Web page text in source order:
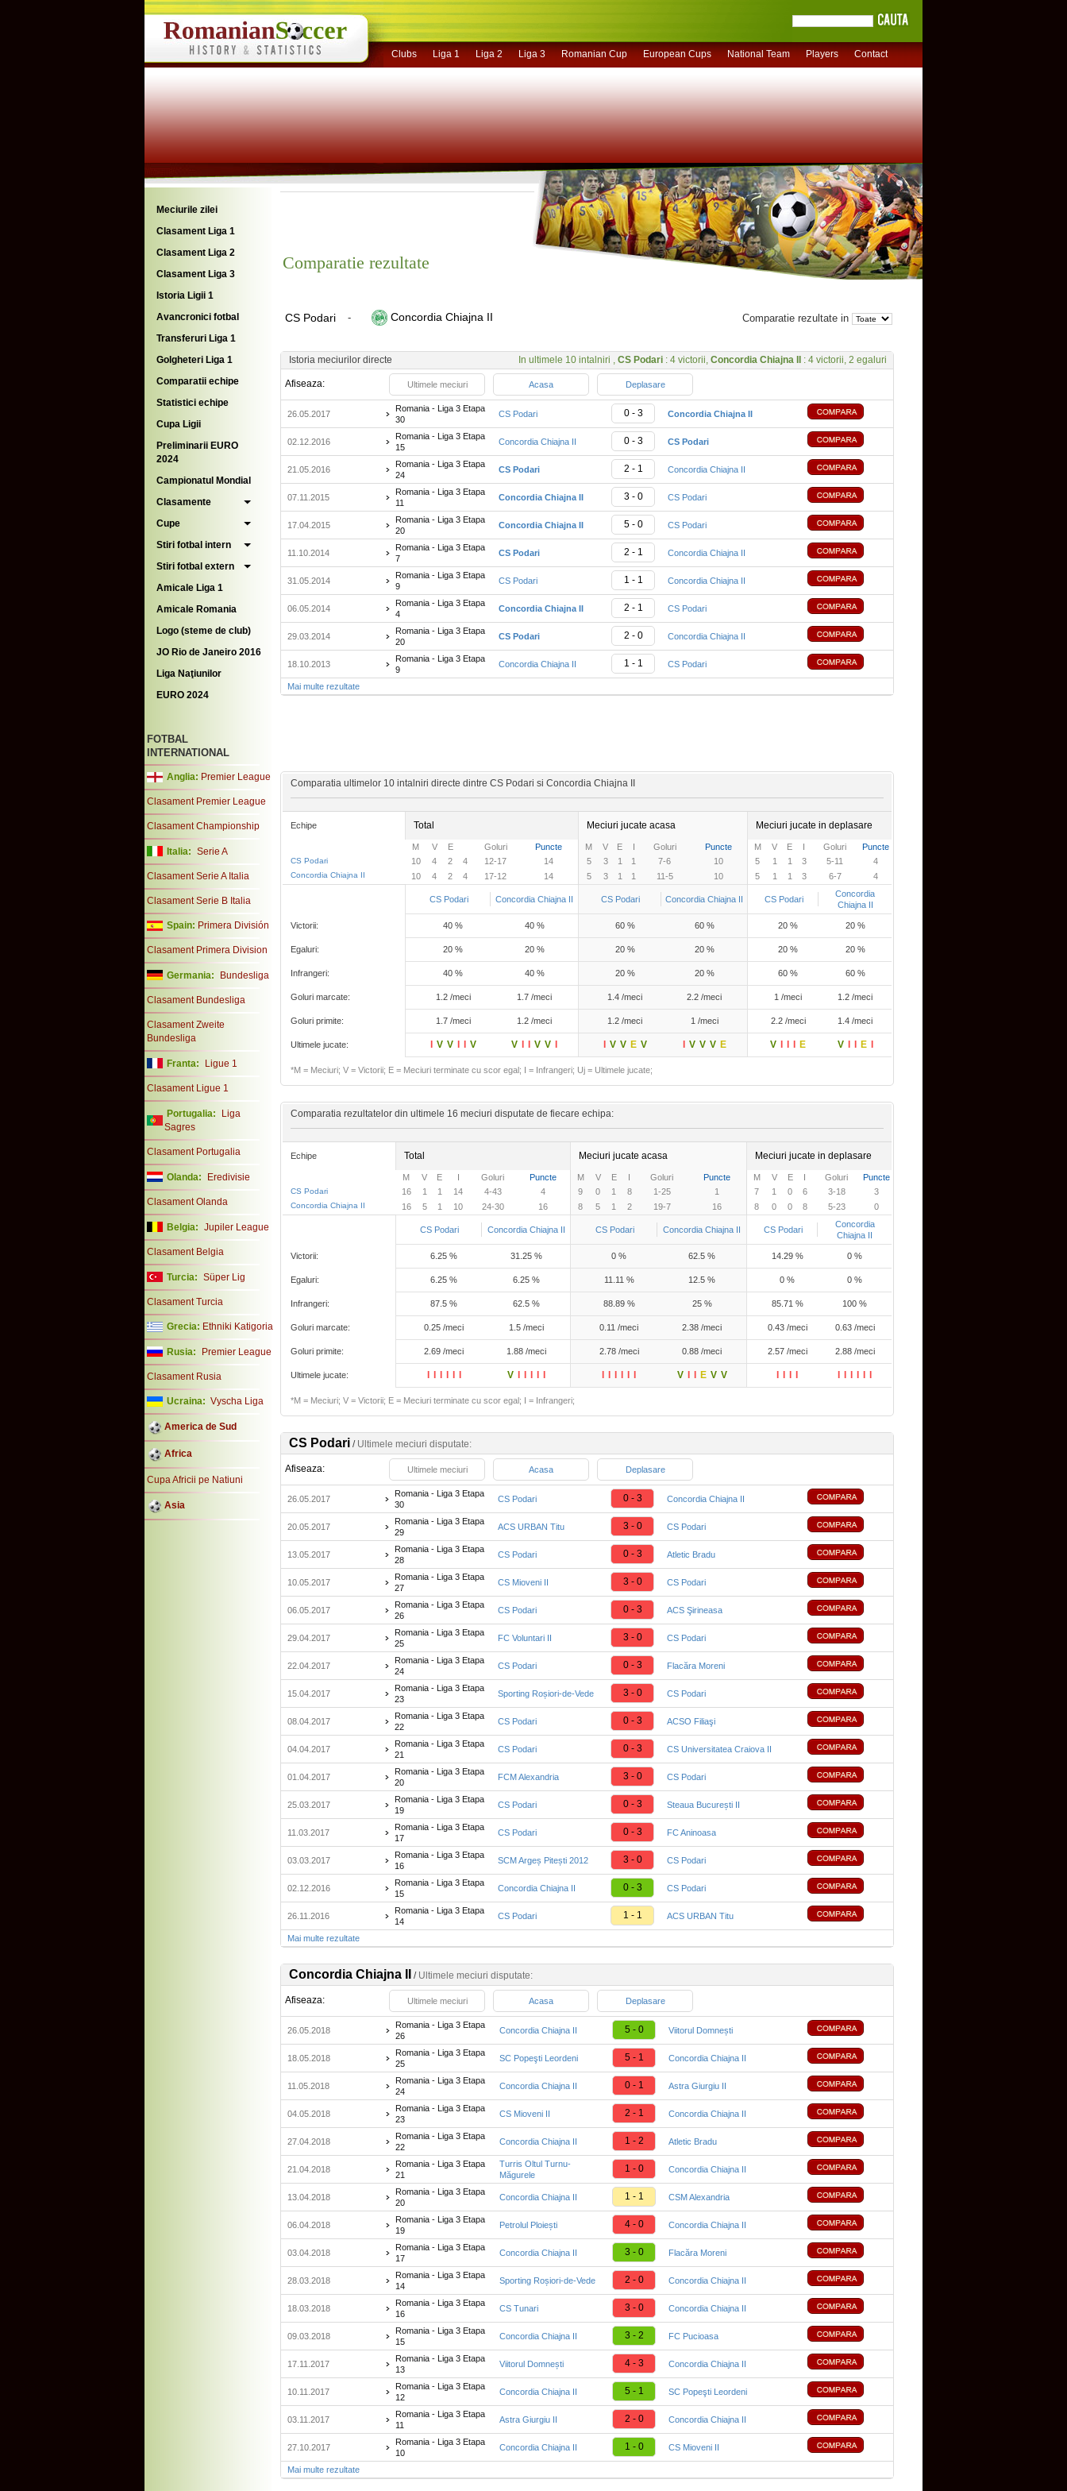
Clubs Liga 1 Liga 2 Liga 3 Romanian Cup European Cups National Team Players Contact
Meciurile zilei
Clasament Liga 1
Clasament Liga 2
Clasament Liga 3
Istoria Ligii 1
Avancronici fotbal
Transferuri Liga 1
Golgheteri Liga 1
Comparatii echipe
Statistici echipe
Cupa Ligii
Preliminarii EURO
2024
Campionatul Mondial
Clasamente
Cupe
Stiri fotbal intern
Stiri fotbal extern
Amicale Liga 1
Amicale Romania
Logo (steme de club)
JO Rio de Janeiro 2016
Liga Naţiunilor
EURO 2024
FOTBAL
INTERNATIONAL
Anglia: Premier League
Clasament Premier League
Clasament Championship
Italia: Serie A
Clasament Serie A Italia
Clasament Serie B Italia
Spain: Primera División
Clasament Primera Division
Germania: Bundesliga
Clasament Bundesliga
Clasament Zweite
Bundesliga
Franta: Ligue 1
Clasament Ligue 1
Portugalia:
Liga
Sagres
Clasament Portugalia
Olanda: Eredivisie
Clasament Olanda
Belgia: Jupiler League
Clasament Belgia
Turcia: Süper Lig
Clasament Turcia
Grecia: Ethniki Katigoria
Rusia: Premier League
Clasament Rusia
Ucraina: Vyscha Liga
America de Sud
Africa
Cupa Africii pe Natiuni
Asia
Comparatie rezultate
CS Podari - Concordia Chiajna II Comparatie rezultate in
Istoria meciurilor directe In ultimele 10 intalniri , CS Podari : 4 victorii, Concordia Chiajna II : 4 victorii, 2 egaluri
Afiseaza: Ultimele meciuri Acasa Deplasare
26.05.2017
Romania - Liga 3 Etapa
30
CS Podari 0 - 3 Concordia Chiajna II
02.12.2016
Romania - Liga 3 Etapa
15
Concordia Chiajna II 0 - 3 CS Podari
21.05.2016
Romania - Liga 3 Etapa
24
CS Podari 2 - 1 Concordia Chiajna II
07.11.2015
Romania - Liga 3 Etapa
11
Concordia Chiajna II 3 - 0 CS Podari
17.04.2015
Romania - Liga 3 Etapa
20
Concordia Chiajna II 5 - 0 CS Podari
11.10.2014
Romania - Liga 3 Etapa
7
CS Podari 2 - 1 Concordia Chiajna II
31.05.2014
Romania - Liga 3 Etapa
9
CS Podari 1 - 1 Concordia Chiajna II
06.05.2014
Romania - Liga 3 Etapa
4
Concordia Chiajna II 2 - 1 CS Podari
29.03.2014
Romania - Liga 3 Etapa
20
CS Podari 2 - 0 Concordia Chiajna II
18.10.2013
Romania - Liga 3 Etapa
9
Concordia Chiajna II 1 - 1 CS Podari
Mai multe rezultate
Comparatia ultimelor 10 intalniri directe dintre CS Podari si Concordia Chiajna II
Echipe Total Meciuri jucate acasa Meciuri jucate in deplasare
M V E Goluri Puncte M V E I Goluri Puncte M V E I Goluri Puncte
CS Podari 10 4 2 4 12-17 14 5 3 1 1 7-6 10 5 1 1 3 5-11 4
Concordia Chiajna II 10 4 2 4 17-12 14 5 3 1 1 11-5 10 5 1 1 3 6-7 4
CS Podari Concordia Chiajna II CS Podari Concordia Chiajna II CS Podari
Concordia
Chiajna II
Victorii: 40 % 40 % 60 % 60 % 20 % 20 %
Egaluri: 20 % 20 % 20 % 20 % 20 % 20 %
Infrangeri: 40 % 40 % 20 % 20 % 60 % 60 %
Goluri marcate: 1.2 /meci 1.7 /meci 1.4 /meci 2.2 /meci 1 /meci 1.2 /meci
Goluri primite: 1.7 /meci 1.2 /meci 1.2 /meci 1 /meci 2.2 /meci 1.4 /meci
Ultimele jucate: V V V V V V V V E V V V V E V E V E
*M = Meciuri; V = Victorii; E = Meciuri terminate cu scor egal; I = Infrangeri; Uj = Ultimele jucate;
Comparatia rezultatelor din ultimele 16 meciuri disputate de fiecare echipa:
Echipe Total Meciuri jucate acasa Meciuri jucate in deplasare
M V E I Goluri Puncte M V E I Goluri Puncte M V E I Goluri Puncte
CS Podari 16 1 1 14 4-43 4 9 0 1 8 1-25 1 7 1 0 6 3-18 3
Concordia Chiajna II 16 5 1 10 24-30 16 8 5 1 2 19-7 16 8 0 0 8 5-23 0
CS Podari Concordia Chiajna II CS Podari Concordia Chiajna II CS Podari
Concordia
Chiajna II
Victorii: 6.25 % 31.25 % 0 % 62.5 % 14.29 % 0 %
Egaluri: 6.25 % 6.25 % 11.11 % 12.5 % 0 % 0 %
Infrangeri: 87.5 % 62.5 % 88.89 % 25 % 85.71 % 100 %
Goluri marcate: 0.25 /meci 1.5 /meci 0.11 /meci 2.38 /meci 0.43 /meci 0.63 /meci
Goluri primite: 2.69 /meci 1.88 /meci 2.78 /meci 0.88 /meci 2.57 /meci 2.88 /meci
Ultimele jucate: V V E V V
*M = Meciuri; V = Victorii; E = Meciuri terminate cu scor egal; I = Infrangeri;
CS Podari / Ultimele meciuri disputate:
Afiseaza: Ultimele meciuri Acasa Deplasare
26.05.2017
Romania - Liga 3 Etapa
30
CS Podari 0 - 3 Concordia Chiajna II
20.05.2017
Romania - Liga 3 Etapa
29
ACS URBAN Titu 3 - 0 CS Podari
13.05.2017
Romania - Liga 3 Etapa
28
CS Podari 0 - 3 Atletic Bradu
10.05.2017
Romania - Liga 3 Etapa
27
CS Mioveni II 3 - 0 CS Podari
06.05.2017
Romania - Liga 3 Etapa
26
CS Podari 0 - 3 ACS Şirineasa
29.04.2017
Romania - Liga 3 Etapa
25
FC Voluntari II 3 - 0 CS Podari
22.04.2017
Romania - Liga 3 Etapa
24
CS Podari 0 - 3 Flacăra Moreni
15.04.2017
Romania - Liga 3 Etapa
23
Sporting Roșiori-de-Vede 3 - 0 CS Podari
08.04.2017
Romania - Liga 3 Etapa
22
CS Podari 0 - 3 ACSO Filiaşi
04.04.2017
Romania - Liga 3 Etapa
21
CS Podari 0 - 3 CS Universitatea Craiova II
01.04.2017
Romania - Liga 3 Etapa
20
FCM Alexandria 3 - 0 CS Podari
25.03.2017
Romania - Liga 3 Etapa
19
CS Podari 0 - 3 Steaua București II
11.03.2017
Romania - Liga 3 Etapa
17
CS Podari 0 - 3 FC Aninoasa
03.03.2017
Romania - Liga 3 Etapa
16
SCM Argeș Pitești 2012 3 - 0 CS Podari
02.12.2016
Romania - Liga 3 Etapa
15
Concordia Chiajna II 0 - 3 CS Podari
26.11.2016
Romania - Liga 3 Etapa
14
CS Podari 1 - 1 ACS URBAN Titu
Mai multe rezultate
Concordia Chiajna II / Ultimele meciuri disputate:
Afiseaza: Ultimele meciuri Acasa Deplasare
26.05.2018
Romania - Liga 3 Etapa
26
Concordia Chiajna II 5 - 0 Viitorul Domnești
18.05.2018
Romania - Liga 3 Etapa
25
SC Popeşti Leordeni 5 - 1 Concordia Chiajna II
11.05.2018
Romania - Liga 3 Etapa
24
Concordia Chiajna II 0 - 1 Astra Giurgiu II
04.05.2018
Romania - Liga 3 Etapa
23
CS Mioveni II 2 - 1 Concordia Chiajna II
27.04.2018
Romania - Liga 3 Etapa
22
Concordia Chiajna II 1 - 2 Atletic Bradu
21.04.2018
Romania - Liga 3 Etapa
21
Turris Oltul Turnu-
Măgurele
1 - 0 Concordia Chiajna II
13.04.2018
Romania - Liga 3 Etapa
20
Concordia Chiajna II 1 - 1 CSM Alexandria
06.04.2018
Romania - Liga 3 Etapa
19
Petrolul Ploiești 4 - 0 Concordia Chiajna II
03.04.2018
Romania - Liga 3 Etapa
17
Concordia Chiajna II 3 - 0 Flacăra Moreni
28.03.2018
Romania - Liga 3 Etapa
14
Sporting Roșiori-de-Vede 2 - 0 Concordia Chiajna II
18.03.2018
Romania - Liga 3 Etapa
16
CS Tunari 3 - 0 Concordia Chiajna II
09.03.2018
Romania - Liga 3 Etapa
15
Concordia Chiajna II 3 - 2 FC Pucioasa
17.11.2017
Romania - Liga 3 Etapa
13
Viitorul Domnești 4 - 3 Concordia Chiajna II
10.11.2017
Romania - Liga 3 Etapa
12
Concordia Chiajna II 5 - 1 SC Popeşti Leordeni
03.11.2017
Romania - Liga 3 Etapa
11
Astra Giurgiu II 2 - 0 Concordia Chiajna II
27.10.2017
Romania - Liga 3 Etapa
10
Concordia Chiajna II 1 - 0 CS Mioveni II
Mai multe rezultate